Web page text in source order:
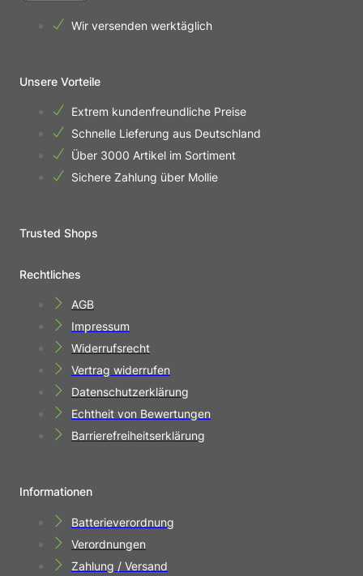
Wir versenden werktäglich
Unsere Vorteile
Extrem kundenfreundliche Preise
Schnelle Lieferung aus Deutschland
Über 3000 Artikel im Sortiment
Sichere Zahlung über Mollie
Trusted Shops
Rechtliches
AGB
Impressum
Widerrufsrecht
Vertrag widerrufen
Datenschutzerklärung
Echtheit von Bewertungen
Barrierefreiheitserklärung
Informationen
Batterieverordnung
Verordnungen
Zahlung / Versand